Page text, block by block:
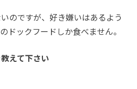
のですが、好き嫌いはあるよう
ドックフードしか食べません。
えて下さい